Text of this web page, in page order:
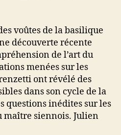
voûtes de la basilique
découverte récente
de l’art du
menées sur les
ont révélé des
dans son cycle de la
questions inédites sur les
maître siennois. Julien